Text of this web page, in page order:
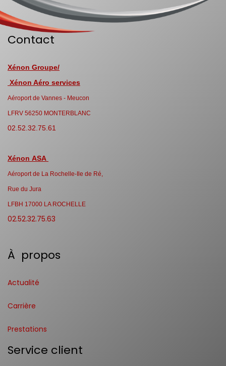
Contact
Xénon Groupe/
Xénon Aéro services
Aéroport de Vannes - Meucon
LFRV 56250 MONTERBLANC
02.52.32.75.61
Xénon ASA
Aéroport de La Rochelle-Ile de Ré,
Rue du Jura
LFBH 17000 LA ROCHELLE
02.52.32.75.63
À propos
Actualité
Carrière
Prestations
Service client